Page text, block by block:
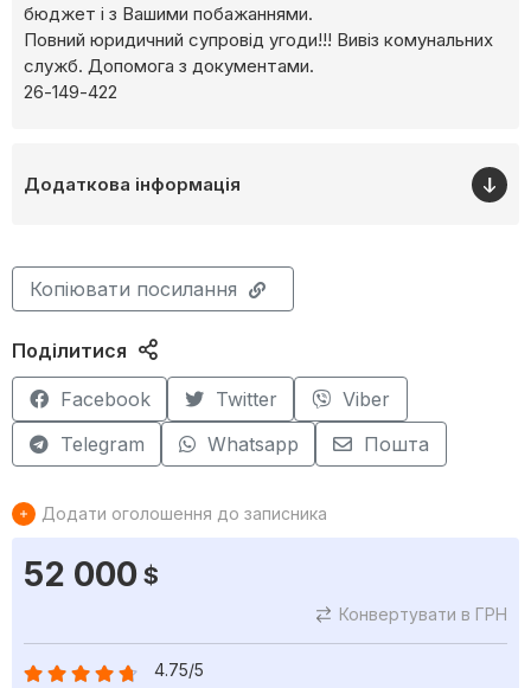
бюджет і з Вашими побажаннями.
Повний юридичний супровід угоди!!! Вивіз комунальних
служб. Допомога з документами.
26-149-422
Додаткова інформація
Копіювати посилання
Поділитися
Facebook Twitter
Viber
Telegram
Whatsapp Пошта
Додати оголошення до записника
52 000 $
Конвертувати в ГРН
4.75/5